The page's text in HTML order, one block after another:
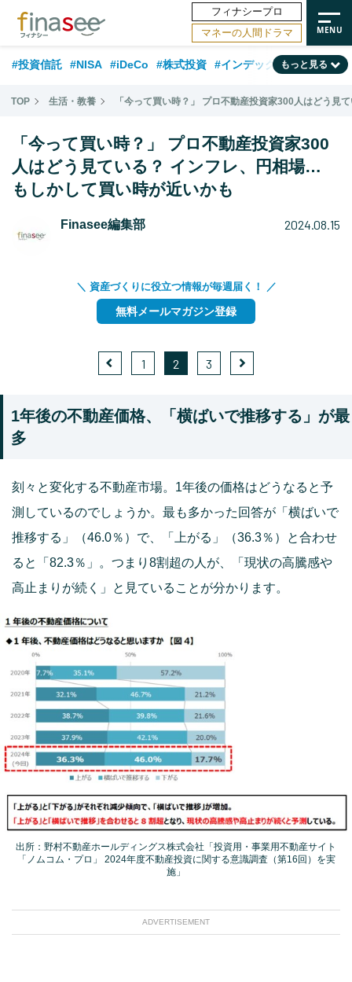
フィナシープロ
マネーの人間ドラマ
#投資信託 #NISA #iDeCo #株式投資 #インデックスファンド
#相談事例 #相続・贈与 #FP #新NISA #ランキング #日本株
#フィナンシャル・ウェルビーイング #金融用語解説
#データ・調査 #資産運用業界 #海外事情 #国内株式型
もっと見る
TOP 生活・教養 「今って買い時？」 プロ不動産投資家300人はどう
「今って買い時？」 プロ不動産投資家300
人はどう見ている？ インフレ、円相場…
もしかして買い時が近いかも
Finasee編集部 2024.08.15
＼ 資産づくりに役立つ情報が毎週届く！ ／
無料メールマガジン登録
1 2 3
1年後の不動産価格、「横ばいで推移する」が最
多
刻々と変化する不動産市場。1年後の価格はどうなると予
測しているのでしょうか。最も多かった回答が「横ばいで
推移する」（46.0％）で、「上がる」（36.3％）と合わせ
ると「82.3％」。つまり8割超の人が、「現状の高騰感や
高止まりが続く」と見ていることが分かります。
出所：野村不動産ホールディングス株式会社「投資用・事業用不動産サイト
「ノムコム・プロ」 2024年度不動産投資に関する意識調査（第16回）を実
施」
ADVERTISEMENT